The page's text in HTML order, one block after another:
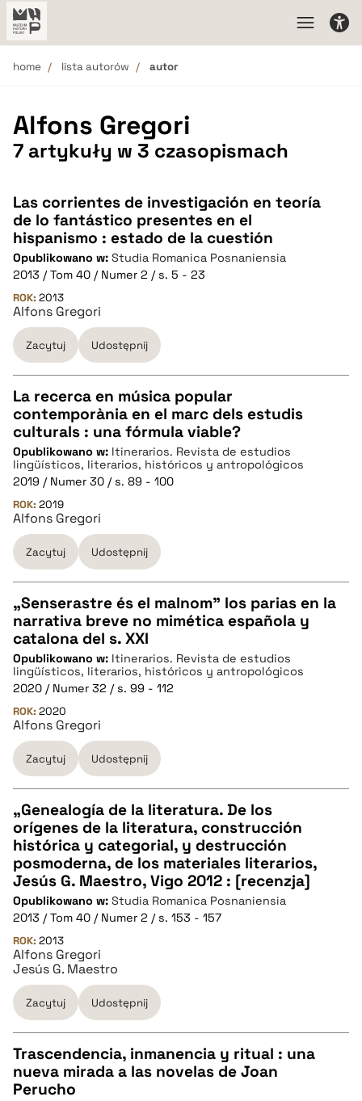
home lista autorów autor
Alfons Gregori
7 artykuły w 3 czasopismach
Las corrientes de investigación en teoría
de lo fantástico presentes en el
hispanismo : estado de la cuestión
Opublikowano w: Studia Romanica Posnaniensia
2013 / Tom 40 / Numer 2 / s. 5 - 23
ROK: 2013
Alfons Gregori
Zacytuj Udostępnij
CZYSTY TEKST
pobierz cytat
BIBTEX
pobierz cytat
La recerca en música popular
contemporània en el marc dels estudis
culturals : una fórmula viable?
Opublikowano w: Itinerarios. Revista de estudios
lingüísticos, literarios, históricos y antropológicos
2019 / Numer 30 / s. 89 - 100
ROK: 2019
Alfons Gregori
Zacytuj Udostępnij
CZYSTY TEKST
pobierz cytat
BIBTEX
pobierz cytat
„Senserastre és el malnom” los parias en la
narrativa breve no mimética española y
catalona del s. XXI
Opublikowano w: Itinerarios. Revista de estudios
lingüísticos, literarios, históricos y antropológicos
2020 / Numer 32 / s. 99 - 112
ROK: 2020
Alfons Gregori
Zacytuj Udostępnij
CZYSTY TEKST
pobierz cytat
BIBTEX
pobierz cytat
„Genealogía de la literatura. De los
orígenes de la literatura, construcción
histórica y categorial, y destrucción
posmoderna, de los materiales literarios,
Jesús G. Maestro, Vigo 2012 : [recenzja]
Opublikowano w: Studia Romanica Posnaniensia
2013 / Tom 40 / Numer 2 / s. 153 - 157
ROK: 2013
Alfons Gregori
Jesús G. Maestro
Zacytuj Udostępnij
CZYSTY TEKST
Trascendencia, inmanencia y ritual : una
nueva mirada a las novelas de Joan
Perucho